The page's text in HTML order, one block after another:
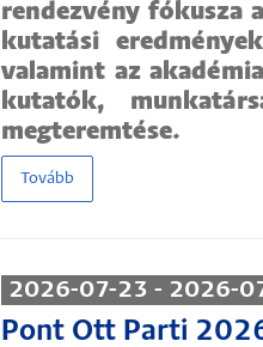
rendezvény fókusza
kutatási
valamint az
kutatók,
megteremtése.
Tovább
2026-07-23 - 2026-
Pont Ott Parti